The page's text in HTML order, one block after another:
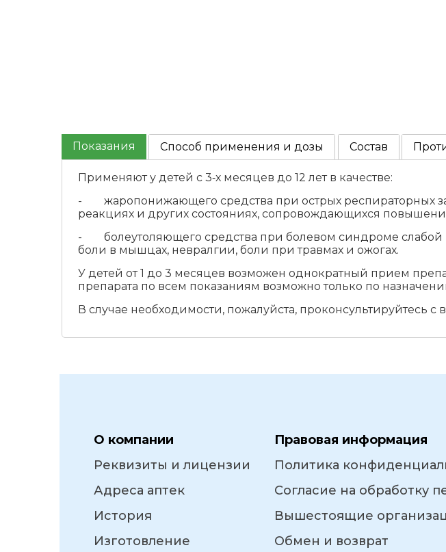
Показания Способ применения и дозы Состав
Применяют у детей с 3‑х месяцев до 12 лет в качестве:
- жаропонижающего средства при острых респираторных
реакциях и других состояниях, сопровождающихся
- болеутоляющего средства при болевом синдроме слабой
боли в мышцах, невралгии, боли при травмах и ожогах.
У детей от 1 до 3 месяцев возможен однократный прием
препарата по всем показаниям возможно только по
В случае необходимости, пожалуйста, проконсультируйтесь
О компании
Реквизиты и лицензии
Адреса аптек
История
Изготовление
Правовая информация
Политика
Согласие на обработку
Вышестоящие
Обмен и возврат